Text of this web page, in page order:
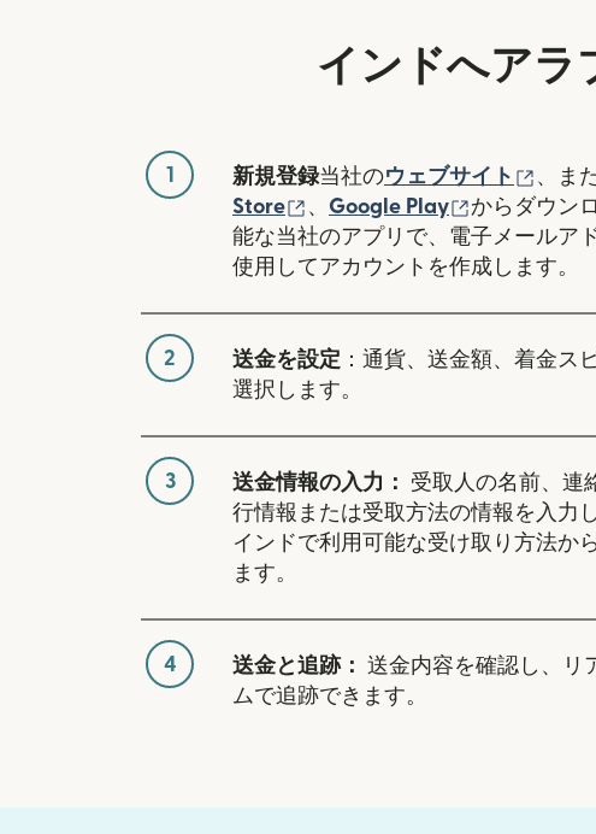
インドへアラ
1 新規登録当社のウェブサイト （別
、ま
Store
（別ウィンドウで開きます）
、 Google Play （別ウィン
からダウン
能な当社のアプリで、電子メールア
使用してアカウントを作成します。
2 送金を設定 ：通貨、送金額、着金ス
選択します。
3 送金情報の入力：
受取人の名前、連
行情報または受取方法の情報を入力
インドで利用可能な受け取り方法か
ます。
4 送金と追跡：
送金内容を確認し、リ
ムで追跡できます。